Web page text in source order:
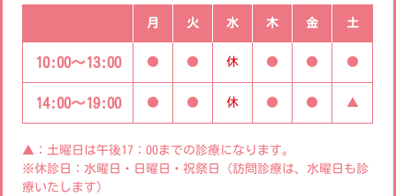
月 火 水 木 金 土
10:00～13:00 ● ● 休 ● ● ●
14:00～19:00 ● ● 休 ● ● ▲
▲：土曜日は午後17：00までの診療になります。
※休診日：水曜日・日曜日・祝祭日（訪問診療は、水曜日も診
療いたします）